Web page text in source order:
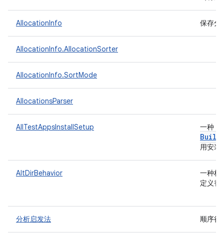
AllocationInfo 保存分
AllocationInfo.AllocationSorter
AllocationInfo.SortMode
AllocationsParser
AllTestAppsInstallSetup 一种
Build
用安装
AltDirBehavior
一种枚
定义替
分析启发法 顺序